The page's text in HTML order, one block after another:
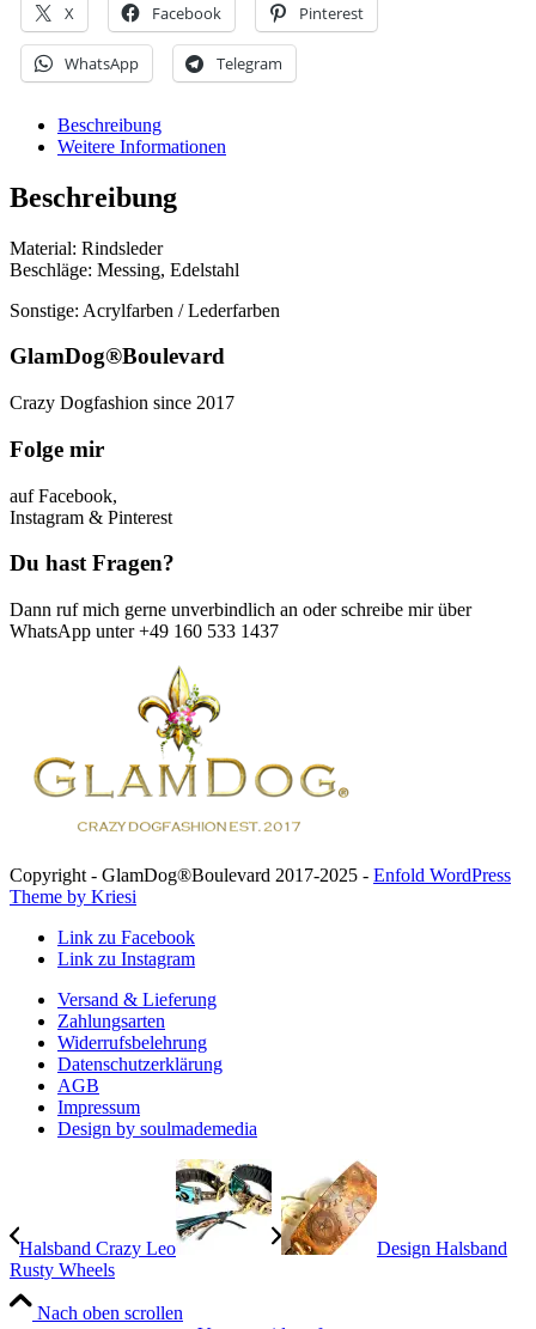
X Facebook Pinterest
WhatsApp Telegram
Beschreibung
Weitere Informationen
Beschreibung
Material: Rindsleder
Beschläge: Messing, Edelstahl
Sonstige: Acrylfarben / Lederfarben
GlamDog®Boulevard
Crazy Dogfashion since 2017
Folge mir
auf Facebook,
Instagram & Pinterest
Du hast Fragen?
Dann ruf mich gerne unverbindlich an oder schreibe mir über
WhatsApp unter +49 160 533 1437
Copyright - GlamDog®Boulevard 2017-2025 - Enfold WordPress
Theme by Kriesi
Link zu Facebook
Link zu Instagram
Versand & Lieferung
Zahlungsarten
Widerrufsbelehrung
Datenschutzerklärung
AGB
Impressum
Design by soulmademedia
Halsband Crazy Leo
Design Halsband
Rusty Wheels
Nach oben scrollen